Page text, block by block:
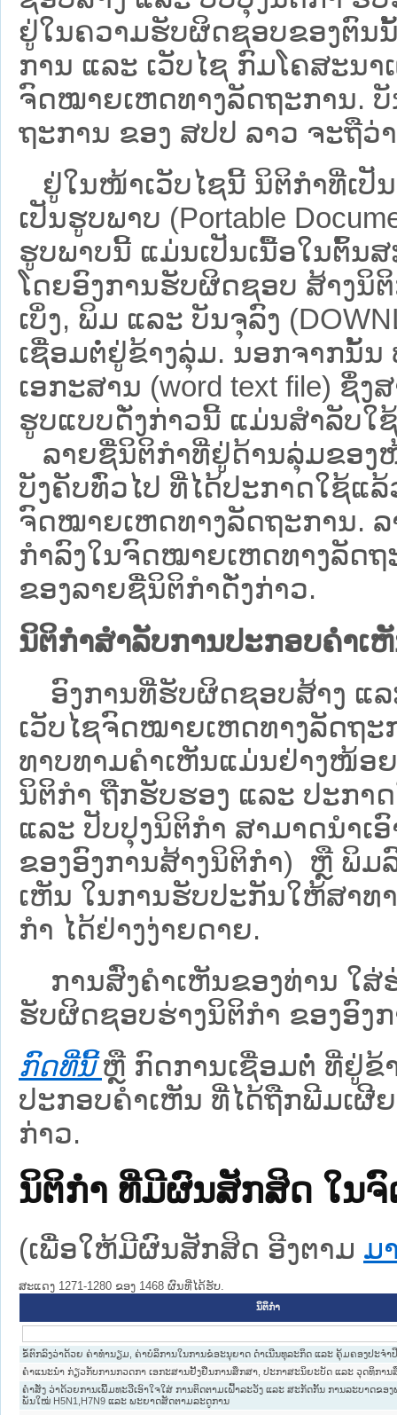
ຢູ່ໃນຄວາມຮັບຜິດຊອບຂອງຕົນ
ການ ແລະ ເວັບໄຊ​ ກົມໂຄສະນ
ຈົດໝາຍເຫດທາງລັດຖະການ.
ຖະ​ການ ຂອງ ສປ​ປ ລາວ ​ຈະຖື​
ຢູ່ໃນໜ້າ​ເວັບ​ໄຊ​ນີ້ ນິຕິກຳທີ່ເປັ
ເປັນຮູບພາບ (Portable
ຮູບພາບນີ້ ແມ່ນເປັນເນື້ອໃນຕົ້ນ
ໂດຍອົງການຮັບຜິດຊອບ ສ້າງນິ
ເບິ່ງ, ພິມ ແລະ ບັນຈຸລົງ
ເຊື່ອມຕໍ່ຢູ່ຂ້າງລຸ່ມ. ນອກຈາກນັ້ນ
ເອກະສານ (word text file) ຊຶ່
ຮູບແບບດັ່ງກ່າວນີ້ ແມ່ນສຳລັບໃ
ລາຍຊື່ນິຕິກຳທີ່ຢູ່ດ້ານລຸ່ມຂອງ
ບັງຄັບທົ່ວໄປ ທີ່ໄດ້ປະກາດໃຊ້ແ
ຈົດໝາຍເຫດທາງລັດຖະການ.
ກຳລົງໃນຈົດໝາຍເຫດທາງລັດ
ຂອງລາຍຊື່ນິຕິກໍາດັ່ງກ່າວ.
ນິຕິກຳສຳລັບການປະກອບຄຳເ
ອົງການທີ່ຮັບຜິດຊອບສ້າງ ແລ
ເວັບ​ໄຊຈົດໝາຍເຫດທາງລັດຖະ
ທາບທາມຄໍາເຫັນແມ່ນຢ່າງໜ້ອ
ນິຕິກໍາ ຖືກຮັບຮອງ ແລະ ປະກາ
ແລະ ປັບປຸງນິຕິກໍາ ສາມາດນຳເ
ຂອງອົງການສ້າງນິຕິກຳ) ຫຼື ພິມ
ເຫັນ ໃນການຮັບປະກັນໃຫ້ສາທ
ກຳ ໄດ້ຢ່າງງ່າຍດາຍ.
ການສົ່ງຄໍາເຫັນຂອງທ່ານ ໃສ່
ຮັບຜິດຊອບຮ່າງນິຕິກຳ ຂອງອົງ
ກົດທີ່ນີ້ ຫຼື ກົດການເຊື່ອມຕໍ່ ທີ່ຢູ່ຂ້
ປະກອບຄຳເຫັນ ທີ່ໄດ້ຖືກພີມເຜີ
ກ່າວ.
ນິຕິກໍາ ທີ່ມີຜົນສັກສິດ ໃນ
(ເພື່ອໃຫ້ມີຜົນສັກສິດ ອີງຕາມ ມ
ສະແດງ 1271-1280 ຂອງ 1468 ຜົນທີ່ໄດ້ຮັບ.
ນິຕິກໍາ
ຂໍ້ຕົກລົງວ່າດ້ວຍ ຄ່າທຳນຽມ, ຄ່າບໍລິການໃນການຂໍອະນຸຍາດ ດຳເນີນທຸລະກິດ ແລະ ຄຸ້ມຄອງປະຈຳ
ຄຳແນະນຳ ກ່ຽວກັບການກວດກາ ເອກະສານຢັ້ງຢືນການສຶກສາ, ປະກາສະນິຍະບັດ ແລະ ວຸດທິການ
ຄຳສັ່ງ ວ່າດ້ວຍການເພີ້ມທະວີເອົາໃຈໃສ່ ການຕິດຕາມເຝົ້າລະວັງ ແລະ ສະກັດກັ້ນ ການລະບາດຂ
ພັນໃໝ່ H5N1,H7N9 ແລະ ພະຍາດສັດຕາມລະດູການ